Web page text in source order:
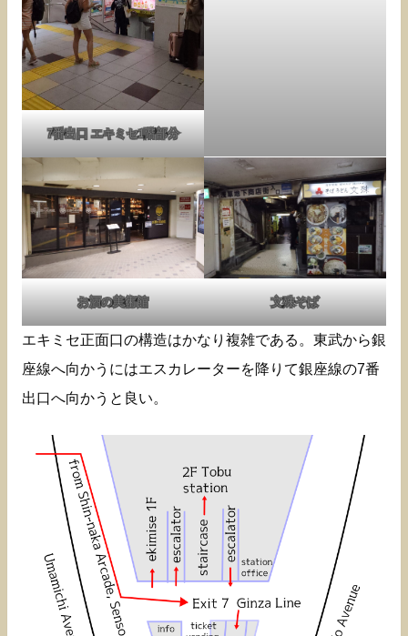
7番出口 エキミセ1階部分
お酒の美術館 文殊そば
エキミセ正面口の構造はかなり複雑である。東武から銀
座線へ向かうにはエスカレーターを降りて銀座線の7番
出口へ向かうと良い。